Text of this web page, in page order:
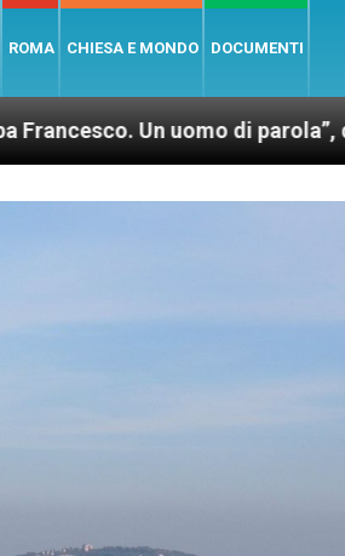
ROMA CHIESA E MONDO DOCUMENTI
uomo di parola”, dietro le